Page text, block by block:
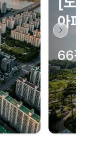
안내
도를 불러올 수 없습니다.
합니다.